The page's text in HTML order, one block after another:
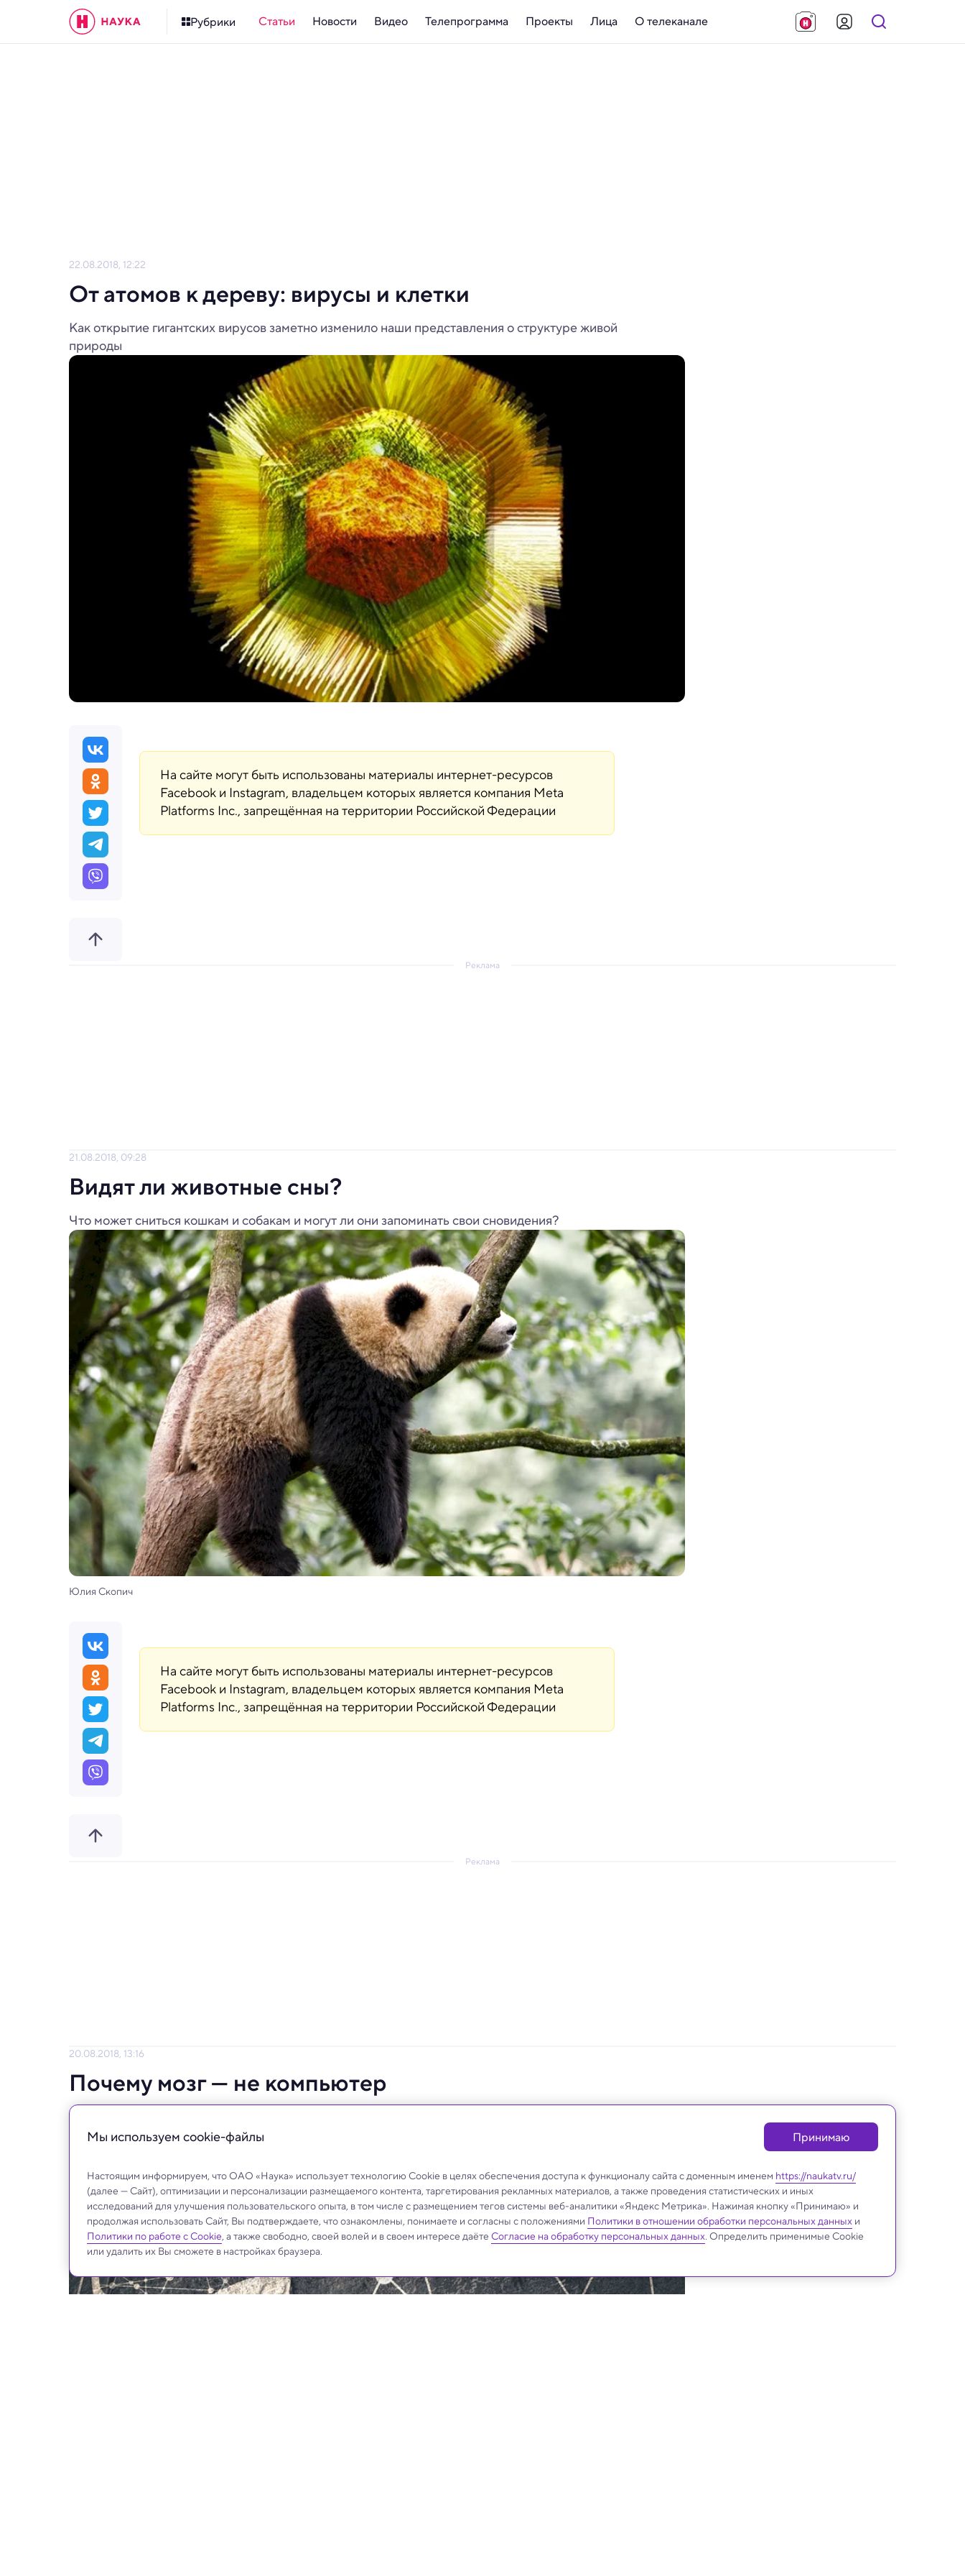
Рубрики Статьи Новости Видео Телепрограмма Проекты Лица О телеканале
22.08.2018, 12:22
От атомов к дереву: вирусы и клетки
Как открытие гигантских вирусов заметно изменило наши представления о структуре живой
природы
На сайте могут быть использованы материалы интернет-ресурсов
Facebook и Instagram, владельцем которых является компания Meta
Platforms Inc., запрещённая на территории Российской Федерации
Реклама
21.08.2018, 09:28
Видят ли животные сны?
Что может сниться кошкам и собакам и могут ли они запоминать свои сновидения?
Юлия Скопич
На сайте могут быть использованы материалы интернет-ресурсов
Facebook и Instagram, владельцем которых является компания Meta
Platforms Inc., запрещённая на территории Российской Федерации
Реклама
20.08.2018, 13:16
Почему мозг — не компьютер
Почему размер мозга не связан с умом, как в нейронах возникает электричество и зачем мы все
время тормозим
Мы используем сookie-файлы Принимаю
Настоящим информируем, что ОАО «Наука» использует технологию Cookie в целях обеспечения доступа к функционалу сайта с доменным именем https://naukatv.ru/
(далее — Сайт), оптимизации и персонализации размещаемого контента, таргетирования рекламных материалов, а также проведения статистических и иных
исследований для улучшения пользовательского опыта, в том числе с размещением тегов системы веб-аналитики «Яндекс Метрика». Нажимая кнопку «Принимаю» и
продолжая использовать Сайт, Вы подтверждаете, что ознакомлены, понимаете и согласны с положениями Политики в отношении обработки персональных данных и
Политики по работе с Cookie, а также свободно, своей волей и в своем интересе даёте Согласие на обработку персональных данных. Определить применимые Cookie
или удалить их Вы сможете в настройках браузера.